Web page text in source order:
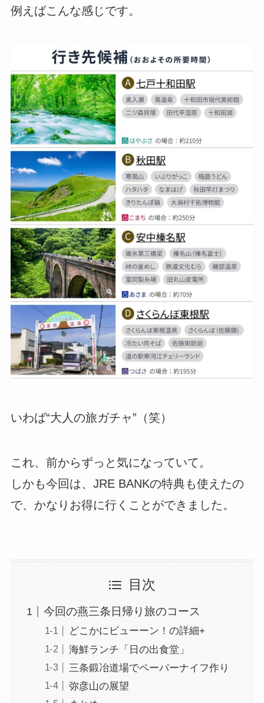
例えばこんな感じです。
いわば“大人の旅ガチャ”（笑）
これ、前からずっと気になっていて。
しかも今回は、JRE BANKの特典も使えたの
で、かなりお得に行くことができました。
目次
今回の燕三条日帰り旅のコース
どこかにビューーン！の詳細+
海鮮ランチ「日の出食堂」
三条鍛冶道場でペーパーナイフ作り
弥彦山の展望